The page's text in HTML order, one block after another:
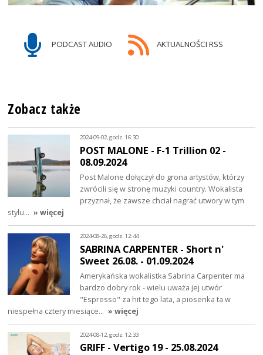
PODCAST AUDIO AKTUALNOŚCI RSS
Zobacz także
2024-09-02, godz. 16:30
POST MALONE - F-1 Trillion 02 -
08.09.2024
Post Malone dołączył do grona artystów, którzy
zwrócili się w stronę muzyki country. Wokalista
przyznał, że zawsze chciał nagrać utwory w tym
stylu… » więcej
2024-08-26, godz. 12:44
SABRINA CARPENTER - Short n'
Sweet 26.08. - 01.09.2024
Amerykańska wokalistka Sabrina Carpenter ma
bardzo dobry rok - wielu uważa jej utwór
"Espresso" za hit tego lata, a piosenka ta w
niespełna cztery miesiące… » więcej
2024-08-12, godz. 12:33
GRIFF - Vertigo 19 - 25.08.2024